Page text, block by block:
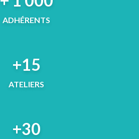
ADHÉRENTS
+15
ATELIERS
+30